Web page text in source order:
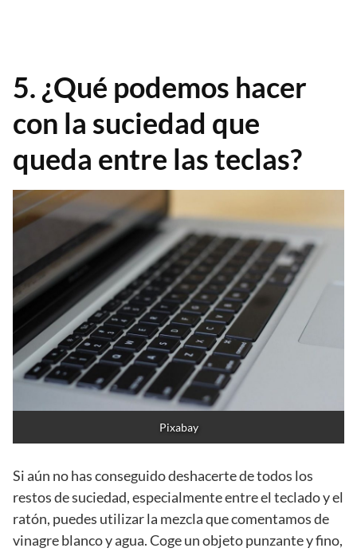
5. ¿Qué podemos hacer
con la suciedad que
queda entre las teclas?
Pixabay
Si aún no has conseguido deshacerte de todos los
restos de suciedad, especialmente entre el teclado y el
ratón, puedes utilizar la mezcla que comentamos de
vinagre blanco y agua. Coge un objeto punzante y fino,